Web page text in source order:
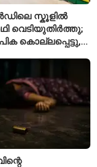
സ്കൂളിൽ
വെടിയുതിർത്തു;
കൊല്ലപ്പെട്ടു,